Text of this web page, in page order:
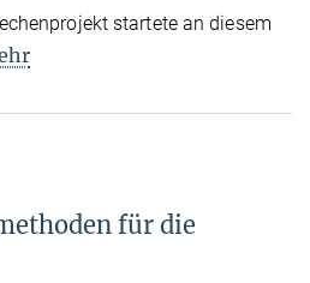
startete an diesem
für die